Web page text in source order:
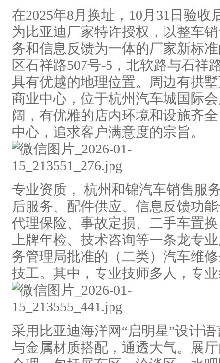
在2025年8月换址，10月31日验收
为比亚迪厂家特许授权，以整车
务和信息反馈为一体的厂家新标
区石祥路507号-5，北软路与石祥
具有优越的地理位置。周边有拱
商业中心，位于杭州汽车城国际
阔，有优雅的店内环境和设施齐
中心，追求客户满意度的宗旨。
专业资质， 杭州和锦汽车销售服
后服务、配件供应、信息反馈功
代理保险、事故定损、二手车置
上牌年检、技术咨询等一条龙专
务管理局批准的（二类）汽车维
技工。其中，专业技师多人，专
采用比亚迪海洋网“启明星”设计
与金属材质搭配，通透大气。展